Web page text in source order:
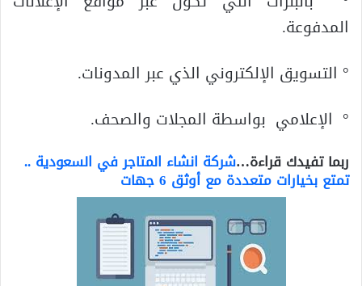
المدفوعة.
° التسويق الإلكتروني الذي عبر المدونات.
° الإعلامي بواسطة المجلات والصحف.
ربما تفيدك قراءة…شركة انشاء المتاجر في السعودية ..
تمتع بخيارات متعددة مع أوثق 6 جهات